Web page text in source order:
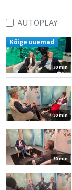
AUTOPLAY
30 min
Kõige uuemad
30 min
30 min